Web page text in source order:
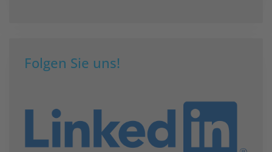
Folgen Sie uns!